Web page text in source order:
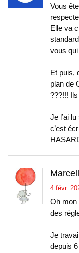
Vous
Elle va
vous
Et puis,
plan de
???!!!
Je l’ai
c’est
4 févr.
Oh mon
des
Je
depuis